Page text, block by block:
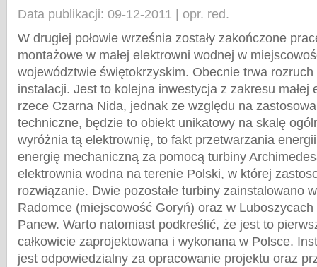
Data publikacji: 09-12-2011 | opr. red.
W drugiej połowie września zostały zakończone
montażowe w małej elektrowni wodnej w
województwie świętokrzyskim. Obecnie trwa
instalacji. Jest to kolejna inwestycja z zakresu małej
rzece Czarna Nida, jednak ze względu na
techniczne, będzie to obiekt unikatowy na skalę
wyróżnia tą elektrownię, to fakt przetwarzania
energię mechaniczną za pomocą turbiny
elektrownia wodna na terenie Polski, w której
rozwiązanie. Dwie pozostałe turbiny zainstalowano
Radomce (miejscowość Goryń) oraz w Luboszycach
Panew. Warto natomiast podkreślić, że jest to
całkowicie zaprojektowana i wykonana w Polsce.
jest odpowiedzialny za opracowanie projektu oraz